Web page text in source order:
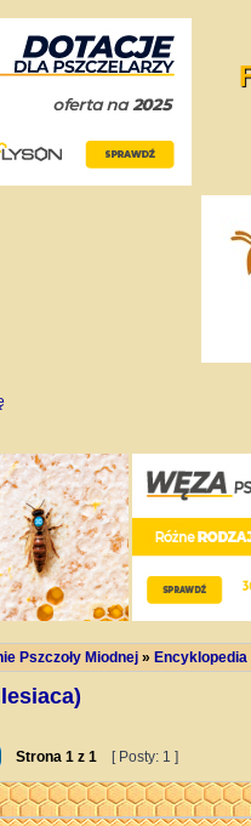
Pszczoły Miodnej »
Strona 1 z 1 [ Posty: 1 ]